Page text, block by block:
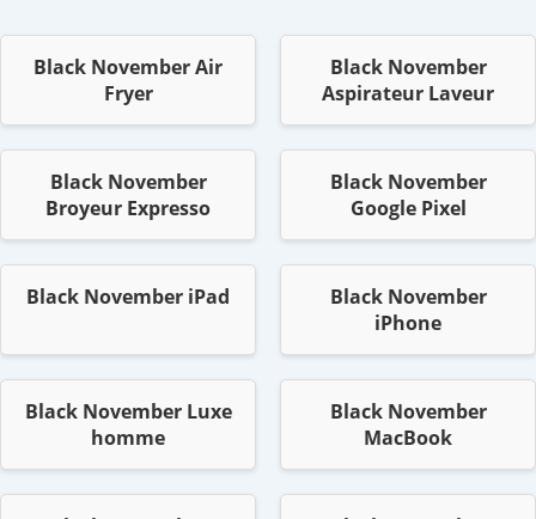
Black November Air
Fryer
Black November
Aspirateur Laveur
Black November
Broyeur Expresso
Black November
Google Pixel
Black November iPad
Black November
iPhone
Black November Luxe
homme
Black November
MacBook